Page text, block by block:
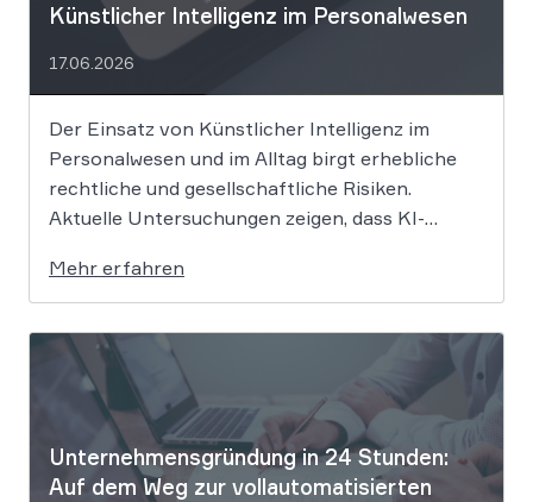
Künstlicher Intelligenz im Personalwesen
17.06.2026
Der Einsatz von Künstlicher Intelligenz im
Personalwesen und im Alltag birgt erhebliche
rechtliche und gesellschaftliche Risiken.
Aktuelle Untersuchungen zeigen, dass KI-
Bewerbungsprozessen systematisch rassistisch
aussortieren und Frauen zu geringeren
Gehaltsforderungen raten. Diese digitalen
Vorurteile stellen Unternehmen vor massive
Haftungsrisiken nach dem Allgemeinen
Gleichbehandlungsgesetz. Die fortschreitende
Digitalisierung […]
Mehr erfahren
Unternehmensgründung in 24 Stunden:
Auf dem Weg zur vollautomatisierten